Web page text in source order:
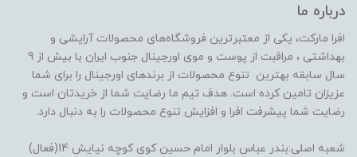
درباره ما
افرا مارکت، یکی از معتبرترین فروشگاه‌های محصولات آرایشی و
بهداشتی ، مراقبت از پوست و موی اورجینال جنوب ایران با بیش از 9
سال سابقه بهترین تنوع محصولات از برندهای اورجینال را برای شما
عزیزان تامین کرده است. هدف تیم ما رضایت شما از خریدتان است و
رضایت شما پیشرفت افرا و افزایش تنوع محصولات را به دنبال دارد.
شعبه اصلی:بندر عباس بلوار امام حسین کوی کوچه نیایش 14(فعال)